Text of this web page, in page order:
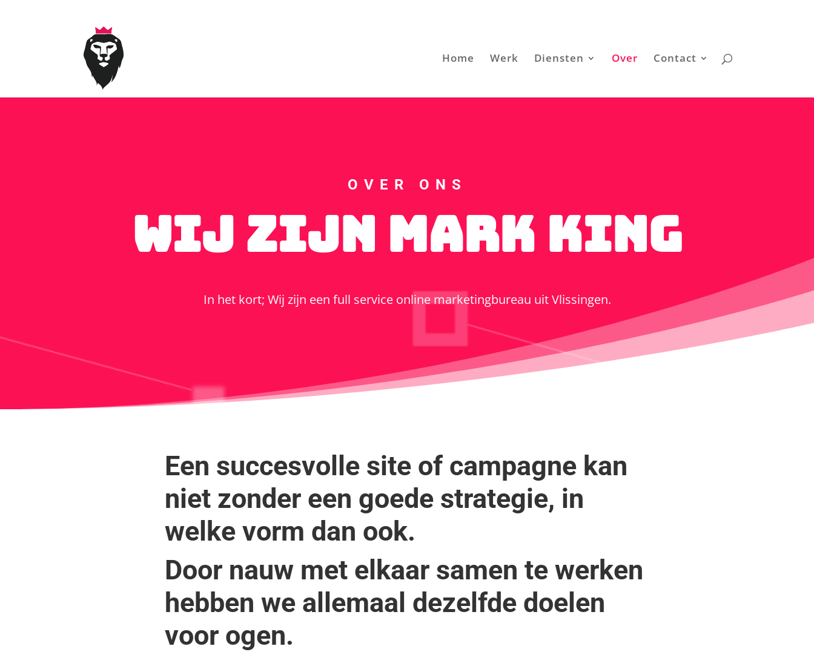
Home Werk Diensten Over Contact
OVER ONS
Wij zijn Mark King
In het kort; Wij zijn een full service online marketingbureau uit Vlissingen.
Een succesvolle site of campagne kan
niet zonder een goede strategie, in
welke vorm dan ook.
Door nauw met elkaar samen te werken
hebben we allemaal dezelfde doelen
voor ogen.